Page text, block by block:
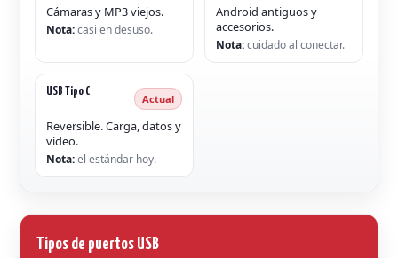
Cámaras y MP3 viejos.
Nota:casi en desuso.
Android antiguos y
accesorios.
Nota:cuidado al conectar.
USB Tipo C
Actual
Reversible. Carga, datos y
vídeo.
Nota:el estándar hoy.
Tipos de puertos USB